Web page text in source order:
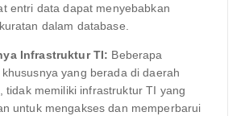
entri data dapat menyebabkan
dalam database.
Infrastruktur TI: Beberapa
yang berada di daerah
tidak memiliki infrastruktur TI yang
untuk mengakses dan memperbarui